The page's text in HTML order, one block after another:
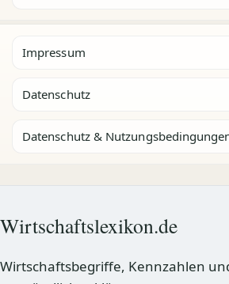
Impressum
Datenschutz
Datenschutz &
Wirtschaftslexikon.de
Wirtschaftsbegriffe, Kennzahlen